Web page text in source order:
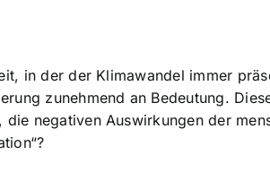
in der der Klimawandel immer
zunehmend an Bedeutung.
die negativen Auswirkungen der